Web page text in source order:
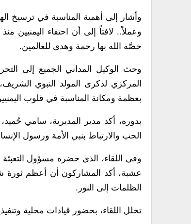
وأشار إلى أهمية المناسبة في ترسيخ
وعملاً.. لافتاً إلى أن احتفاء اليمنيين
خصَّه الله بها رحمة وهدى للعالمين.
وحث الوكيل المداني الجميع إلى
المركزي لذكرى المولد النبوي
بعظمة ومكانة المناسبة في قلوب
بدوره، أكد مدير المديرية، سامي
الحب والارتباط بنبي الأمة ورسول
وفي اللقاء، الذي حضره مسؤول التعبئة
عشبة، أكد المشاركون أن أعظم ثورة
الظلمات إلى النور.
تخلل اللقاء، بحضور قيادات محلية